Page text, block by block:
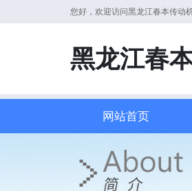
您好，欢迎访问黑龙江春本传动
黑龙江春
网站首页